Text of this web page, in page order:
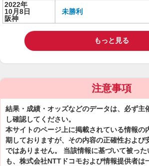
2022年
10月8日
阪神
未勝利
もっと見る
注意事項
結果・成績・オッズなどのデータは、必ず主
し確認してください。
本サイトのページ上に掲載されている情報の
期しておりますが、その内容の正確性および
ではありません。 当該情報に基づいて被っ
も、株式会社NTTドコモおよび情報提供者は